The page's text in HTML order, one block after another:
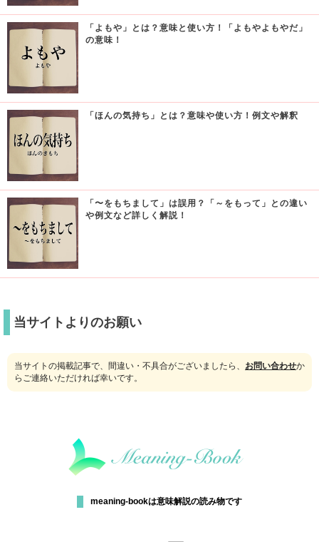
「よもや」とは？意味と使い方！「よもやよもやだ」
の意味！
「ほんの気持ち」とは？意味や使い方！例文や解釈
「〜をもちまして」は誤用？「～をもって」との違い
や例文など詳しく解説！
当サイトよりのお願い
当サイトの掲載記事で、間違い・不具合がございましたら、 お問い合わせか
らご連絡いただければ幸いです。
meaning-bookは意味解説の読み物です